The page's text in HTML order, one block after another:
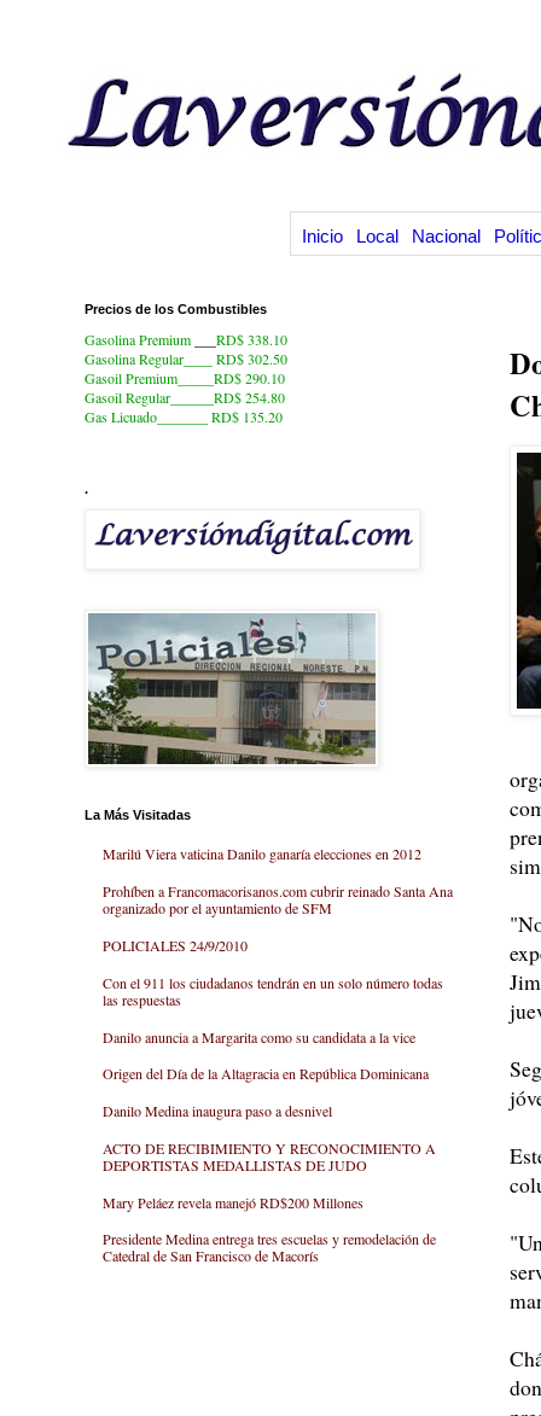
Inicio Local Nacional
Precios de los Combustibles
Gasolina Premium
RD$ 338.10
Gasolina Regular____ RD$ 302.50
Gasoil Premium_____RD$ 290.10
Gasoil Regular______RD$ 254.80
Gas Licuado_______
RD$ 135.20
.
La Más Visitadas
Marilú Viera vaticina Danilo ganaría elecciones en 2012
Prohíben a Francomacorisanos.com cubrir reinado Santa Ana
organizado por el ayuntamiento de SFM
POLICIALES 24/9/2010
Con el 911 los ciudadanos tendrán en un solo número todas
las respuestas
Danilo anuncia a Margarita como su candidata a la vice
Origen del Día de la Altagracia en República Dominicana
Danilo Medina inaugura paso a desnivel
ACTO DE RECIBIMIENTO Y RECONOCIMIENTO A
DEPORTISTAS MEDALLISTAS DE JUDO
Mary Peláez revela manejó RD$200 Millones
Presidente Medina entrega tres escuelas y remodelación de
Catedral de San Francisco de Macorís